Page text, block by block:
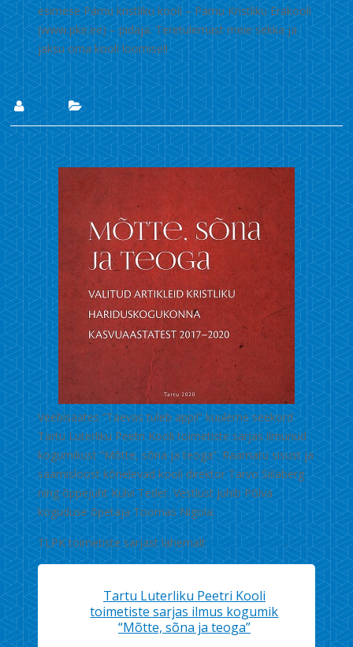
esimese Pärnu kristliku kooli – Pärnu Kristliku Erakooli
(www.pke.ee) – pidaja. Teretulemast meie sekka ja
jaksu oma kooli loomisel!
Lii Uudised
23. okt. 2020
Veebisaates “Taevas tuleb appi!” kuuleme seekord
Tartu Luterliku Peetri Kooli toimetiste sarjas ilmunud
kogumikust “Mõtte, sõna ja teoga”. Raamatu sisust ja
saamisloost kõnelevad kooli direktor Tarvo Siilaberg
ning õppejuht Külvi Teder. Vestlust juhib Põlva
koguduse õpetaja Toomas Nigola.
TLPK toimetiste sarjast lähemaltkooli kodulehel.
Tartu Luterliku Peetri Kooli
toimetiste sarjas ilmus kogumik
“Mõtte, sõna ja teoga”